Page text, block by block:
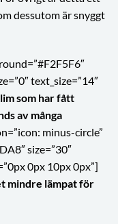
dessutom är snyggt
text_size=”14″
som har fått
av många
minus-circle”
size=”30″
0px 10px 0px”]
mindre lämpat för